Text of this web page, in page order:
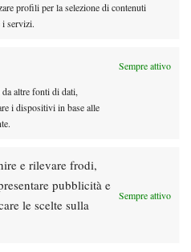
profili per la selezione di contenuti
i servizi.
Sempre attivo
altre fonti di dati,
i dispositivi in base alle
e rilevare frodi,
pubblicità e
le scelte sulla
Sempre attivo
messaggio del campione
profondamente Lionel Messi e il mondo